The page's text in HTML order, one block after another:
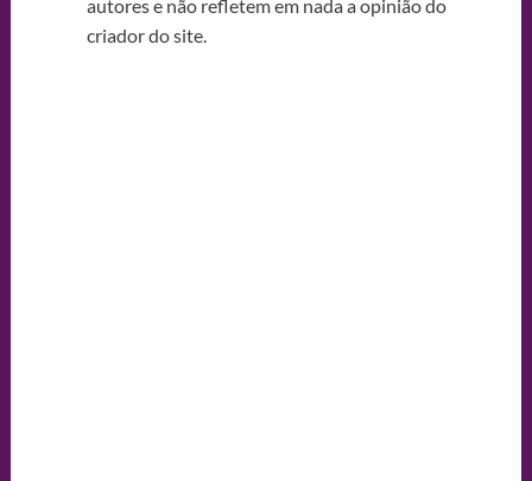
autores e não refletem em nada a opinião do
criador do site.